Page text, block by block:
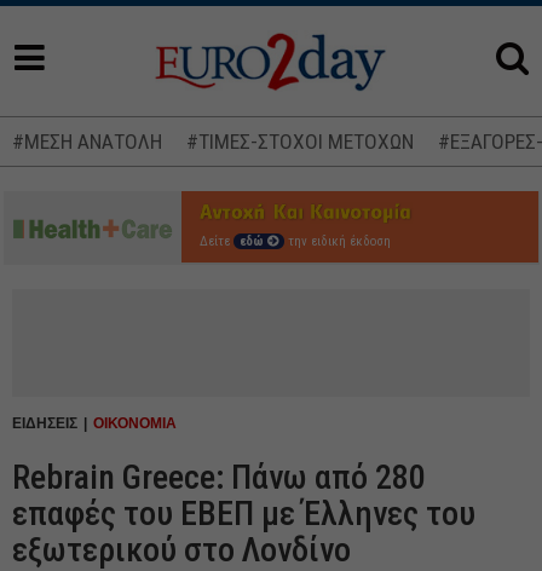
#ΜΕΣΗ ΑΝΑΤΟΛΗ #ΤΙΜΕΣ-ΣΤΟΧΟΙ ΜΕΤΟΧΩΝ
Δείτε εδώ την ειδική έκδοση
ΕΙΔΗΣΕΙΣ ΟΙΚΟΝΟΜΙΑ
Rebrain Greece: Πάνω από 280
επαφές του ΕΒΕΠ με Έλληνες του
εξωτερικού στο Λονδίνο